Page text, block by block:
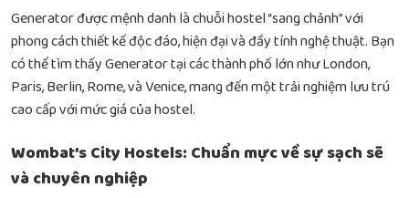
Generator được mệnh danh là chuỗi hostel “sang chảnh” với
phong cách thiết kế độc đáo, hiện đại và đầy tính nghệ thuật. Bạn
có thể tìm thấy Generator tại các thành phố lớn như London,
Paris, Berlin, Rome, và Venice, mang đến một trải nghiệm lưu trú
cao cấp với mức giá của hostel.
Wombat’s City Hostels: Chuẩn mực về sự sạch sẽ
và chuyên nghiệp